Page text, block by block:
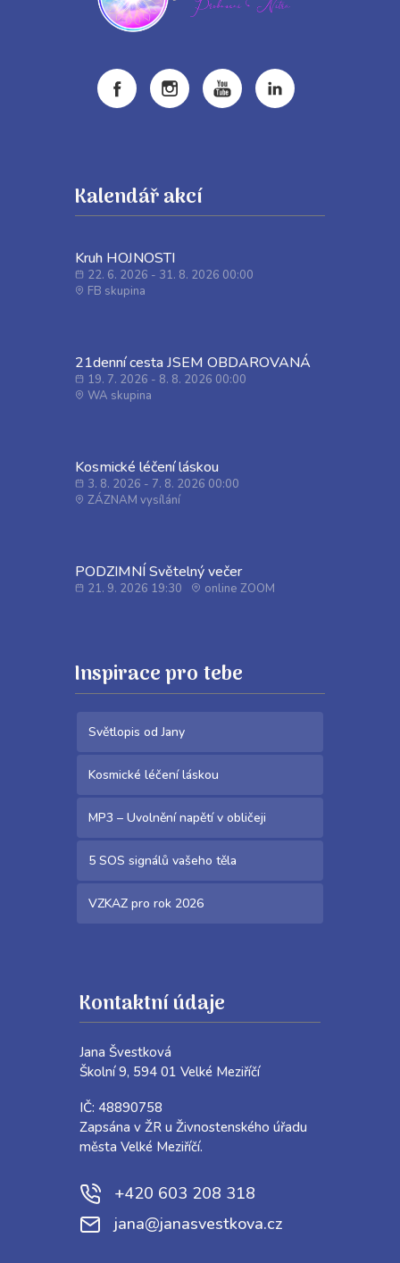
Kalendář akcí
Kruh HOJNOSTI
22. 6. 2026 - 31. 8. 2026 00:00
FB skupina
21denní cesta JSEM OBDAROVANÁ
19. 7. 2026 - 8. 8. 2026 00:00
WA skupina
Kosmické léčení láskou
3. 8. 2026 - 7. 8. 2026 00:00
ZÁZNAM vysílání
PODZIMNÍ Světelný večer
21. 9. 2026 19:30 online ZOOM
Inspirace pro tebe
Světlopis od Jany
Kosmické léčení láskou
MP3 – Uvolnění napětí v obličeji
5 SOS signálů vašeho těla
VZKAZ pro rok 2026
Kontaktní údaje
Jana Švestková
Školní 9, 594 01 Velké Meziříčí
IČ: 48890758
Zapsána v ŽR u Živnostenského úřadu
města Velké Meziříčí.
+420 603 208 318
jana@janasvestkova.cz